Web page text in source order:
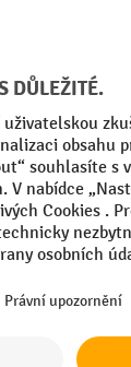
Vyklápění
Pojistka
Vhodné
20 Varianty